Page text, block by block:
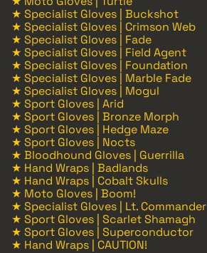
★ Specialist Gloves | Buckshot
★ Specialist Gloves | Crimson Web
★ Specialist Gloves | Fade
★ Specialist Gloves | Field Agent
★ Specialist Gloves | Foundation
★ Specialist Gloves | Marble Fade
★ Specialist Gloves | Mogul
★ Sport Gloves | Arid
★ Sport Gloves | Bronze Morph
★ Sport Gloves | Hedge Maze
★ Sport Gloves | Nocts
★ Bloodhound Gloves | Guerrilla
★ Hand Wraps | Badlands
★ Hand Wraps | Cobalt Skulls
★ Moto Gloves | Boom!
★ Specialist Gloves | Lt. Commander
★ Sport Gloves | Scarlet Shamagh
★ Sport Gloves | Superconductor
★ Hand Wraps | CAUTION!